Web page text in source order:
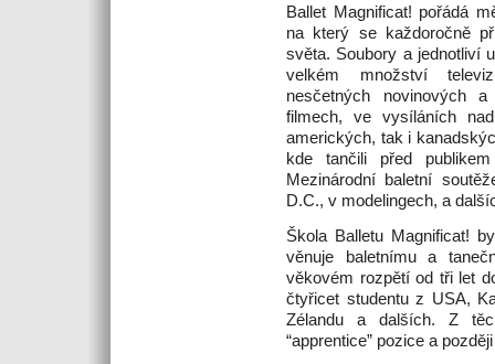
Ballet Magnificat! pořádá
na který se každoročně
světa. Soubory a jednotliví
velkém množství
nesčetných novinových
filmech, ve vysíláních
amerických, tak i
kde tančili před
Mezinárodní baletní
D.C., v modelingech, a
Škola Balletu Magnificat!
věnuje baletnímu a
věkovém rozpětí od tři let
čtyřicet studentu z USA,
Zélandu a dalších. Z
“apprentice” pozice a